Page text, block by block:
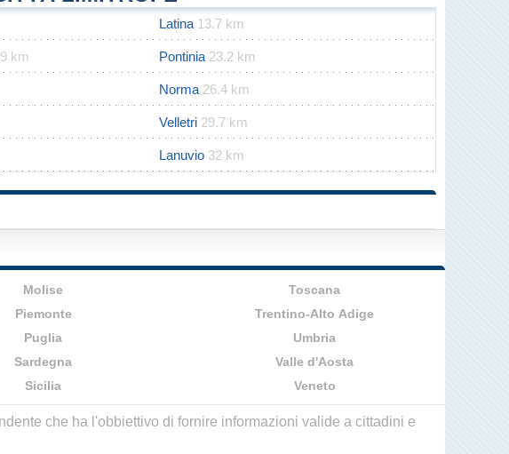
Latina 13.7 km
km Pontinia 23.2 km
Norma 26.4 km
Velletri 29.7 km
Lanuvio 32 km
Molise
Piemonte
Puglia
Sardegna
Sicilia
Toscana
Trentino-Alto Adige
Umbria
Valle d'Aosta
Veneto
che ha l'obbiettivo di fornire informazioni valide a cittadini e